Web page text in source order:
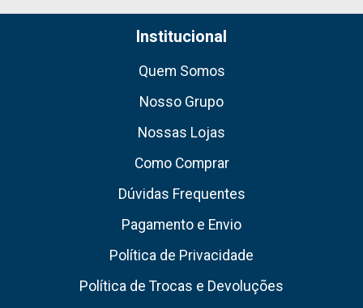
Institucional
Quem Somos
Nosso Grupo
Nossas Lojas
Como Comprar
Dúvidas Frequentes
Pagamento e Envio
Política de Privacidade
Política de Trocas e Devoluções